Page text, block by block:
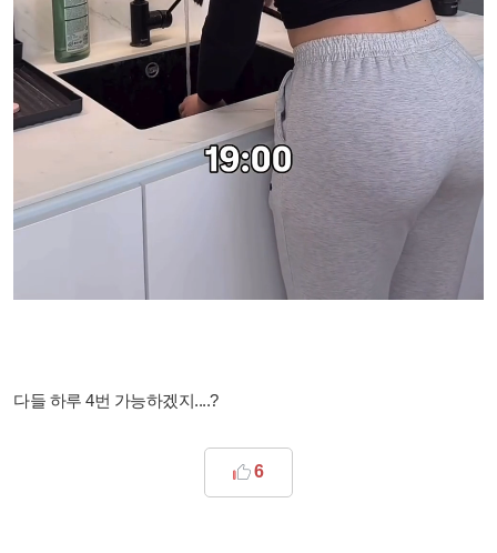
다들 하루 4번 가능하겠지....?
6